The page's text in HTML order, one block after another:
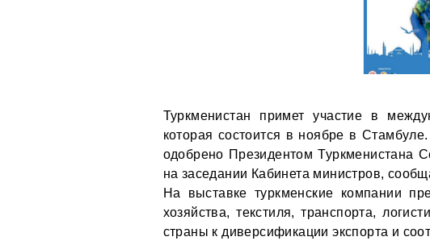
Туркменистан примет участие в
которая состоится в ноябре в
одобрено Президентом Туркменистана
на заседании Кабинета министров,
На выставке туркменские компании
хозяйства, текстиля, транспорта,
страны к диверсификации экспорта и